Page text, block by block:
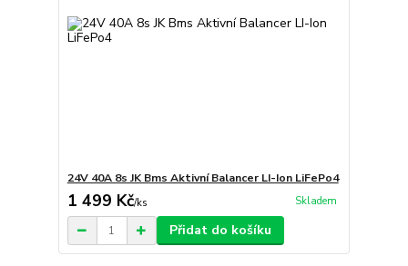
24V 40A 8s JK Bms Aktivní Balancer LI-Ion LiFePo4
1 499 Kč/ks Skladem
Přidat do košíku